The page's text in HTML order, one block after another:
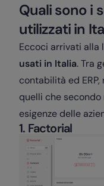
Quali sono i
utilizzati in
Eccoci arrivati alla
usati in Italia. Tra
contabilità ed
quelli che
esigenze delle
1. Factorial